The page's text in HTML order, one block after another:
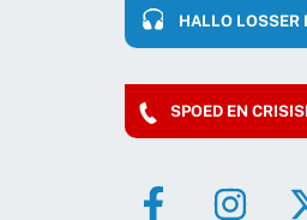
HALLO LOSSER
SPOED EN